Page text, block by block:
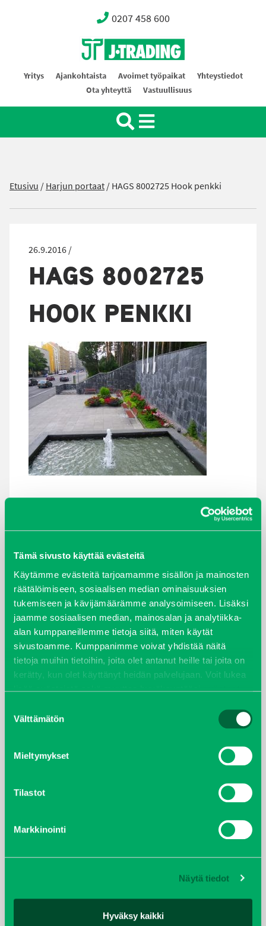
Tämä sivusto käyttää evästeitä
Käytämme evästeitä tarjoamamme sisällön ja mainosten
räätälöimiseen, sosiaalisen median ominaisuuksien
tukemiseen ja kävijämäärämme analysoimiseen. Lisäksi
jaamme sosiaalisen median, mainosalan ja analytiikka-
alan kumppaneillemme tietoja siitä, miten käytät
sivustoamme. Kumppanimme voivat yhdistää näitä
tietoja muihin tietoihin, joita olet antanut heille tai joita on
kerätty, kun olet käyttänyt heidän palvelujaan. Voit lukea
lisää evästeistä sekä muuttaa hyväksyntääsievästeet
valinta
Välttämätön
Mieltymykset
Tilastot
Markkinointi
Näytä tiedot
Hyväksy kaikki
0207 458 600
Oy J-Trading Ab
Yritys Ajankohtaista Avoimet työpaikat
Yhteystiedot
Ota yhteyttä
Vastuullisuus
Etusivu /Harjun portaat/HAGS 8002725 Hook penkki
26.9.2016 /
HAGS 8002725
HOOK PENKKI
elokuu 2024
syyskuu 2023
joulukuu 2022
huhtikuu 2022
helmikuu 2022
joulukuu 2021
lokakuu 2021
huhtikuu 2019